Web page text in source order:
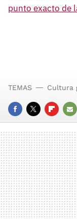
punto exacto de
FACEBOOK
TWITTER
E-
TEMAS Cultura